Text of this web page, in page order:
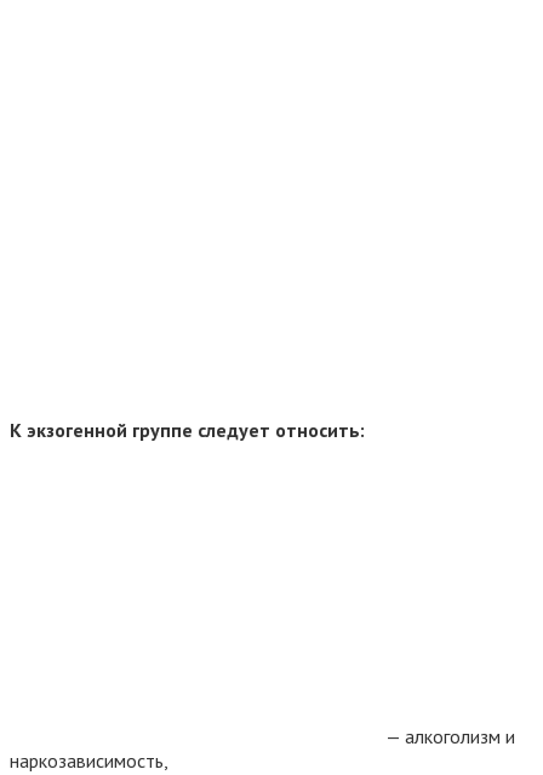
К экзогенной группе следует относить:
— алкоголизм и
наркозависимость,